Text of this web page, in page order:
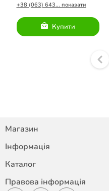
+38 (063) 643... показати
Купити
Магазин
Інформація
Каталог
Правова інформація